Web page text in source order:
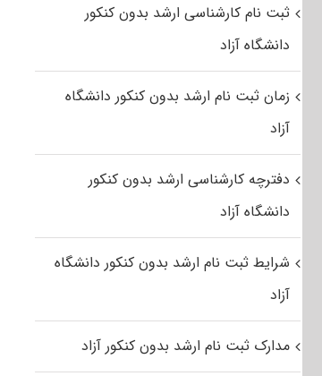
ثبت نام کارشناسی ارشد بدون کنکور
دانشگاه آزاد
زمان ثبت نام ارشد بدون کنکور دانشگاه
آزاد
دفترچه کارشناسی ارشد بدون کنکور
دانشگاه آزاد
شرایط ثبت نام ارشد بدون کنکور دانشگاه
آزاد
مدارک ثبت نام ارشد بدون کنکور آزاد